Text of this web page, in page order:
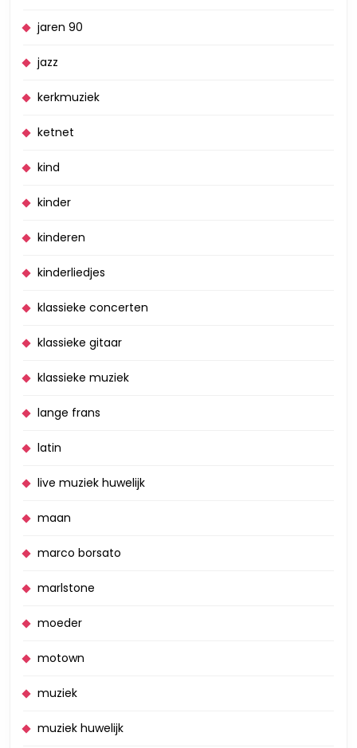
jaren 90
jazz
kerkmuziek
ketnet
kind
kinder
kinderen
kinderliedjes
klassieke concerten
klassieke gitaar
klassieke muziek
lange frans
latin
live muziek huwelijk
maan
marco borsato
marlstone
moeder
motown
muziek
muziek huwelijk